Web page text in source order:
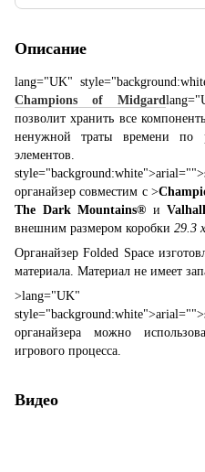
Описание
lang="UK"
Champions of Midgard
позволит хранить все
ненужной траты времени по
элементов.
style="background:white">arial="">
органайзер совместим с >
The Dark Mountains® и
внешним размером коробки 29.3
Органайзер Folded Space
материала. Материал не имеет
>lang="UK"
style="background:white">arial="">
органайзера можно
игрового процесса.
Видео